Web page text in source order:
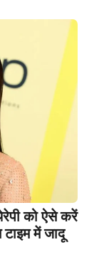
को ऐसे करें
में जादू